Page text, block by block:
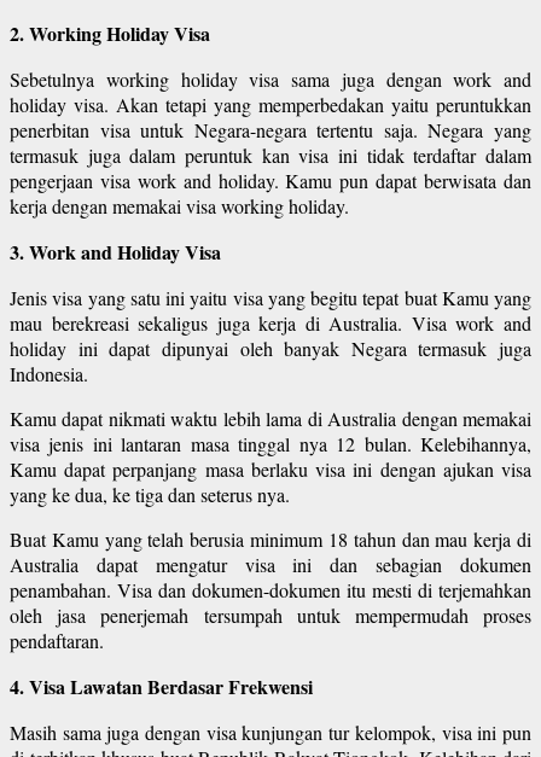
2. Working Holiday Visa
Sebetulnya working holiday visa sama juga dengan work and
holiday visa. Akan tetapi yang memperbedakan yaitu peruntukkan
penerbitan visa untuk Negara-negara tertentu saja. Negara yang
termasuk juga dalam peruntuk kan visa ini tidak terdaftar dalam
pengerjaan visa work and holiday. Kamu pun dapat berwisata dan
kerja dengan memakai visa working holiday.
3. Work and Holiday Visa
Jenis visa yang satu ini yaitu visa yang begitu tepat buat Kamu yang
mau berekreasi sekaligus juga kerja di Australia. Visa work and
holiday ini dapat dipunyai oleh banyak Negara termasuk juga
Indonesia.
Kamu dapat nikmati waktu lebih lama di Australia dengan memakai
visa jenis ini lantaran masa tinggal nya 12 bulan. Kelebihannya,
Kamu dapat perpanjang masa berlaku visa ini dengan ajukan visa
yang ke dua, ke tiga dan seterus nya.
Buat Kamu yang telah berusia minimum 18 tahun dan mau kerja di
Australia dapat mengatur visa ini dan sebagian dokumen
penambahan. Visa dan dokumen-dokumen itu mesti di terjemahkan
oleh jasa penerjemah tersumpah untuk mempermudah proses
pendaftaran.
4. Visa Lawatan Berdasar Frekwensi
Masih sama juga dengan visa kunjungan tur kelompok, visa ini pun